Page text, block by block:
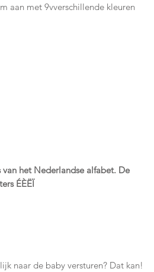
aan met 9vverschillende kleuren
het Nederlandse alfabet. De
ÉÈËÏ
naar de baby versturen? Dat kan!